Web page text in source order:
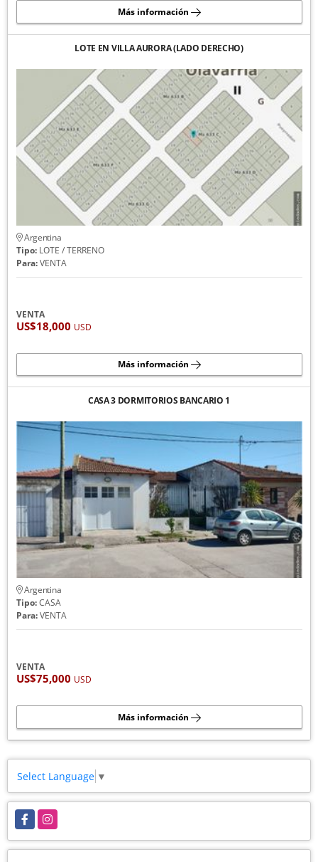
Más información
LOTE EN VILLA AURORA (LADO DERECHO)
Argentina
Tipo:LOTE / TERRENO
Para:VENTA
VENTA
US$18,000 USD
Más información
CASA 3 DORMITORIOS BANCARIO 1
Argentina
Tipo:CASA
Para:VENTA
VENTA
US$75,000 USD
Más información
Select Language ▼
FacebookInstagram